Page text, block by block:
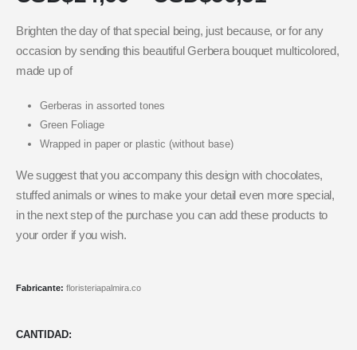
Brighten the day of that special being, just because, or for any
occasion by sending this beautiful Gerbera bouquet multicolored,
made up of
Gerberas in assorted tones
Green Foliage
Wrapped in paper or plastic (without base)
We suggest that you accompany this design with chocolates,
stuffed animals or wines to make your detail even more special,
in the next step of the purchase you can add these products to
your order if you wish.
Fabricante: floristeriapalmira.co
CANTIDAD